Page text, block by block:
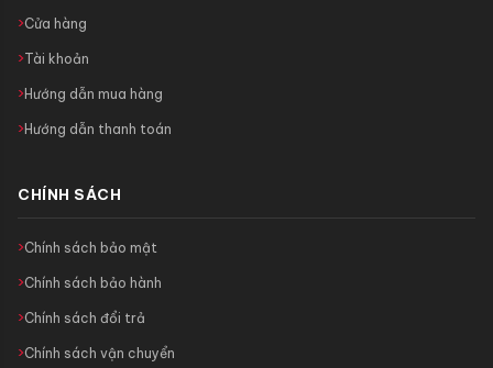
Cửa hàng
Tài khoản
Hướng dẫn mua hàng
Hướng dẫn thanh toán
CHÍNH SÁCH
Chính sách bảo mật
Chính sách bảo hành
Chính sách đổi trả
Chính sách vận chuyển